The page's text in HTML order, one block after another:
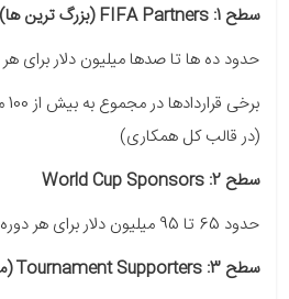
سطح 1: FIFA Partners (بزرگ ترین ها)
حدود ده ها تا صدها میلیون دلار برای هر
(در قالب کل همکاری)
سطح 2: World Cup Sponsors
حدود 65 تا 95 میلیون دلار برای هر دوره جام جهانی
سطح 3: Tournament Supporters (محلی/منطقه ای)